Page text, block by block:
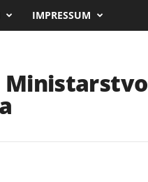
IMPRESSUM
Ministarstvo